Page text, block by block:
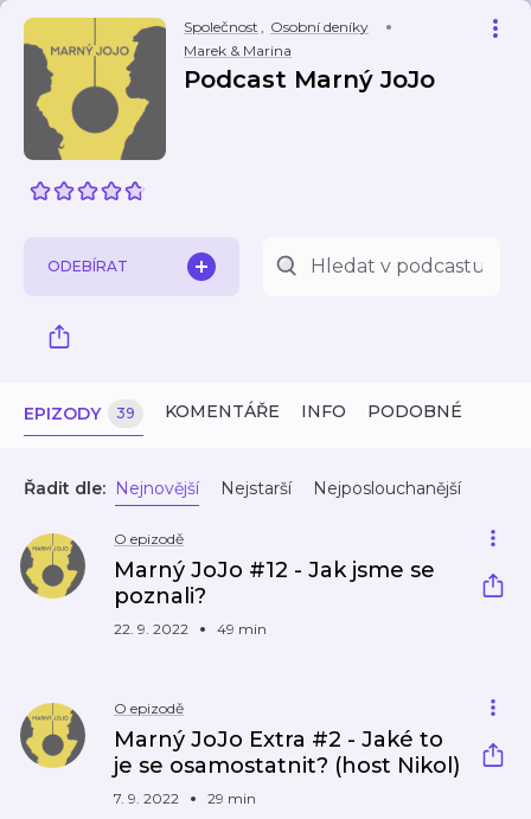
Společnost , Osobní deníky
Marek & Marina
Podcast Marný JoJo
ODEBÍRAT
EPIZODY 39 KOMENTÁŘE INFO PODOBNÉ
Řadit dle: Nejnovější Nejstarší Nejposlouchanější
O epizodě
Marný JoJo #12 - Jak jsme se
poznali?
22. 9. 2022 49 min
O epizodě
Marný JoJo Extra #2 - Jaké to
je se osamostatnit? (host Nikol)
7. 9. 2022 29 min